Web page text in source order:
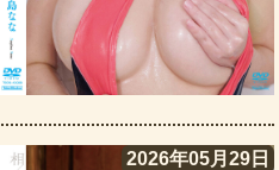
2026年05月29日